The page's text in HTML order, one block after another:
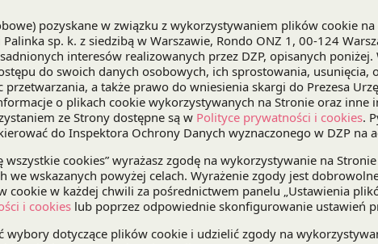
Konkurencji. Drugiego dnia wydarzenia o godz.
konkurencji, wystąpi z prelekcją pt."Kiedy UOKiK
nieuczciwego wykorzystania przewagi
Tematy, które poruszy nasza ekspertka to m.in.:
Czym jest interes publiczny w ustawie o
w sprawie Biedronki?
Przewaga kontraktowa – czy sieci handlowe
(wszystkimi) dostawcami? Jak definiować
przewagi kontraktowej jest prawidłowe w
Więcej szczegółów na temat wydarzenia znajdą